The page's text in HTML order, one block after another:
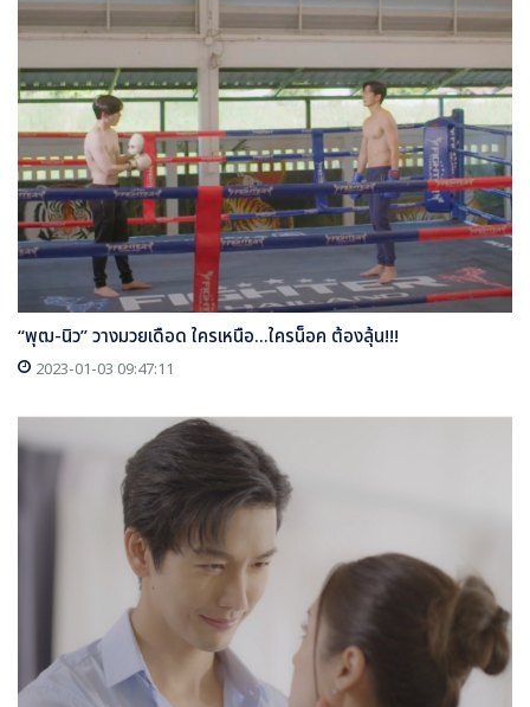
“พุฒ-นิว” วางมวยเดือด ใครเหนือ...ใครน็อค ต้องลุ้น!!!
2023-01-03 09:47:11